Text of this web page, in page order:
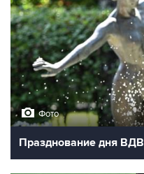
Фото
Празднование дня ВДВ